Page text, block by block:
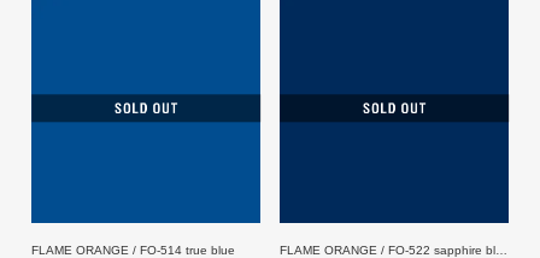
FLAME ORANGE / FO-514 true blue